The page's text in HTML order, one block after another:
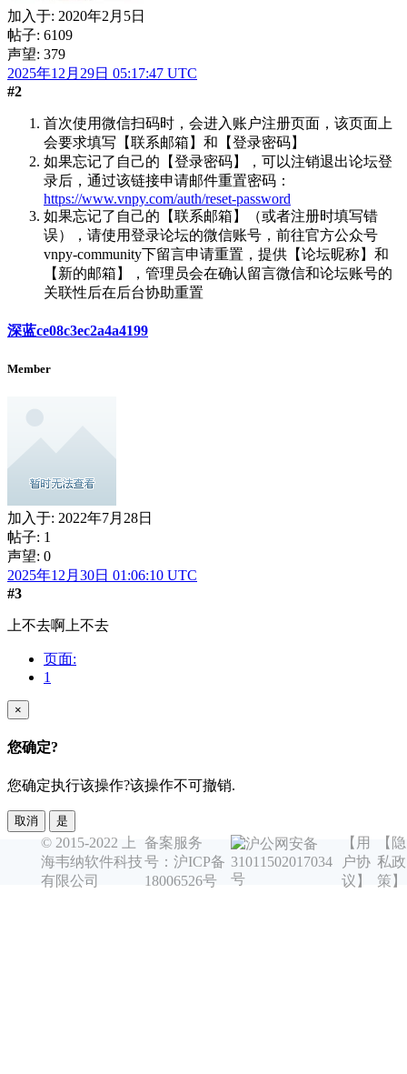
加入于: 2020年2月5日
帖子: 6109
声望: 379
2025年12月29日 05:17:47 UTC
#2
首次使用微信扫码时，会进入账户注册页面，该页面上
会要求填写【联系邮箱】和【登录密码】
如果忘记了自己的【登录密码】，可以注销退出论坛登
录后，通过该链接申请邮件重置密码：
https://www.vnpy.com/auth/reset-password
如果忘记了自己的【联系邮箱】（或者注册时填写错
误），请使用登录论坛的微信账号，前往官方公众号
vnpy-community下留言申请重置，提供【论坛昵称】和
【新的邮箱】，管理员会在确认留言微信和论坛账号的
关联性后在后台协助重置
深蓝ce08c3ec2a4a4199
Member
加入于: 2022年7月28日
帖子: 1
声望: 0
2025年12月30日 01:06:10 UTC
#3
上不去啊上不去
页面:
1
×
您确定?
您确定执行该操作?该操作不可撤销.
取消 是
© 2015-2022 上
海韦纳软件科技
有限公司
备案服务
号：沪ICP备
18006526号
沪公网安备
31011502017034
号
【用
户协
议】
【隐
私政
策】